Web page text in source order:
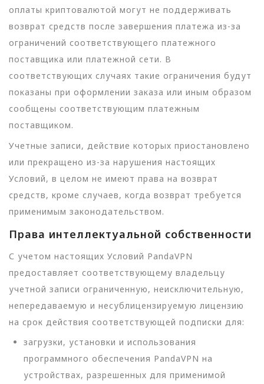
оплаты криптовалютой могут не поддерживать
возврат средств после завершения платежа из-за
ограничений соответствующего платежного
поставщика или платежной сети. В
соответствующих случаях такие ограничения будут
показаны при оформлении заказа или иным образом
сообщены соответствующим платежным
поставщиком.
Учетные записи, действие которых приостановлено
или прекращено из-за нарушения настоящих
Условий, в целом не имеют права на возврат
средств, кроме случаев, когда возврат требуется
применимым законодательством.
Права интеллектуальной собственности
С учетом настоящих Условий PandaVPN
предоставляет соответствующему владельцу
учетной записи ограниченную, неисключительную,
непередаваемую и несублицензируемую лицензию
на срок действия соответствующей подписки для:
загрузки, установки и использования
программного обеспечения PandaVPN на
устройствах, разрешенных для применимой